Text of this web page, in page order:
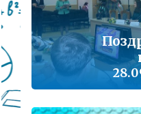
В сезон гриппа
наша с Вами
заболеваемости
Подробнее...
Лицам,
(далее ЕГЭ) в